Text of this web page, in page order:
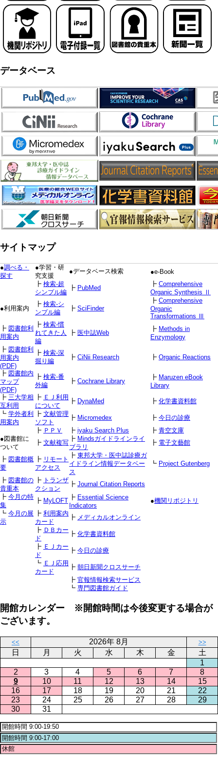
データベース
サイトマップ
●調べる・
探す
●学習・研
究支援
●データベース検索
●e-Book
┣ 検索-超
シンプル編
┣ PubMed
┣ Comprehensive
Organic Synthesis Ⅱ
●利用案内
┣ 検索-シ
ンプル編
┣ SciFinder
┣ Comprehensive
Organic
Transformations Ⅲ
┣ 図書館利
用案内
┣ 検索-慣
れてきた人
編
┣ 医中誌Web
┣ Methods in
Enzymology
┣ 図書館利
用案内
(PDF)
┣ 検索-深
掘り編
┣ CiNii Research ┣ Organic Reactions
┣ 図書館内
マップ
(PDF)
┣ 検索-番
外編
┣ Cochrane Library
┣ Maruzen eBook
Library
┣ 三大学相
互利用
┣ ＥＪ利用
について
┣ DynaMed ┣ 化学書資料館
┗ 学外者利
用案内
┣ 文献管理
ソフト
┣ Micromedex ┣ 今日の診療
┣ ＰＰＶ ┣ iyaku Search Plus ┣ 青空文庫
●図書館に
ついて
┣ 文献複写
┣ Mindsガイドラインライ
ブラリ
┣ 電子文藝館
┣ 図書館概
要
┣ リモート
アクセス
┣ 東邦大学・医中誌診療ガ
イドライン情報データベー
ス
┗ Project Gutenberg
┣ 図書館の
貴重本
┣ トランザ
クション
┣ Journal Citation Reports
┣ 今月の特
集
┣ MyLOFT ┣ Essential Science
Indicators
●機関リポジトリ
┗ 今月の展
示
┣ 利用案内
カード
┣ メディカルオンライン
┣ ＤＢカー
ド
┣ 化学書資料館
┣ ＥＪカー
ド
┣ 今日の診療
┗ ＥＪ応用
カード
┣ 朝日新聞クロスサーチ
┣ 官報情報検索サービス
┗ 専門図書館ガイド
開館カレンダー ※開館時間は今後変更する場合が
ございます。
<< 2026年 8月 >>
日 月 火 水 木 金
土
1
2
3 4 5 6 7
8
9
10 11 12 13 14
15
16
17 18 19 20 21
22
23
24 25 26 27 28
29
30
31